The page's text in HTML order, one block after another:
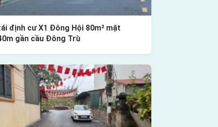
định cư X1 Đông Hội 80m² mặt
gần cầu Đông Trù